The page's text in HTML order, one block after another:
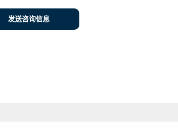
发送咨询信息